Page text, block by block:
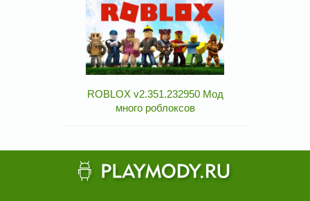
ROBLOX v2.351.232950 Мод
много роблоксов